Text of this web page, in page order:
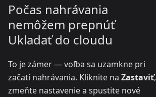
Počas nahrávania
nemôžem prepnúť
Ukladať do cloudu
To je zámer — voľba sa uzamkne pri
začatí nahrávania. Kliknite na Zastaviť,
zmeňte nastavenie a spustite nové